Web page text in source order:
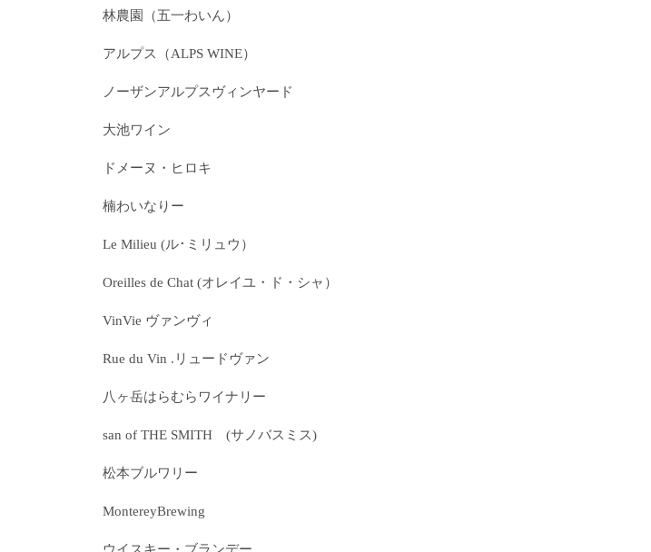
林農園（五一わいん）
アルプス（ALPS WINE）
ノーザンアルプスヴィンヤード
大池ワイン
ドメーヌ・ヒロキ
楠わいなりー
Le Milieu (ル･ミリュウ）
Oreilles de Chat (オレイユ・ド・シャ）
VinVie ヴァンヴィ
Rue du Vin .リュードヴァン
八ヶ岳はらむらワイナリー
san of THE SMITH (サノバスミス)
松本ブルワリー
MontereyBrewing